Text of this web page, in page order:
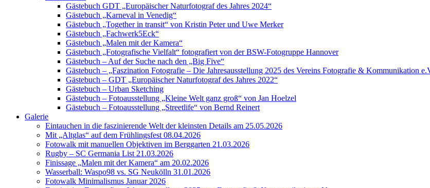
Gästebuch GDT „Europäischer Naturfotograf des Jahres 2024“
Gästebuch „Karneval in Venedig“
Gästebuch „Together in transit“ von Kristin Peter und Uwe Merker
Gästebuch „Fachwerk5Eck“
Gästebuch „Malen mit der Kamera“
Gästebuch „Fotografische Vielfalt“ fotografiert von der BSW-Fotogruppe Hannover
Gästebuch – Auf der Suche nach den „Big Five“
Gästebuch – „Faszination Fotografie – Die Jahresausstellung 2025 des Vereins Fotografie & Kommunikation
Gästebuch – GDT „Europäischer Naturfotograf des Jahres 2022“
Gästebuch – Urban Sketching
Gästebuch – Fotoausstellung „Kleine Welt ganz groß“ von Jan Hoelzel
Gästebuch – Fotoausstellung „Streetlife“ von Bernd Reinert
Galerie
Eintauchen in die faszinierende Welt der kleinsten Details am 25.05.2026
Mit „Altglas“ auf dem Frühlingsfest 08.04.2026
Fotowalk mit manuellen Objektiven im Berggarten 21.03.2026
Rugby – SC Germania List 21.03.2026
Finissage „Malen mit der Kamera“ am 20.02.2026
Wasserball: Waspo98 vs. SG Neukölln 31.01.2026
Fotowalk Minimalismus Januar 2026